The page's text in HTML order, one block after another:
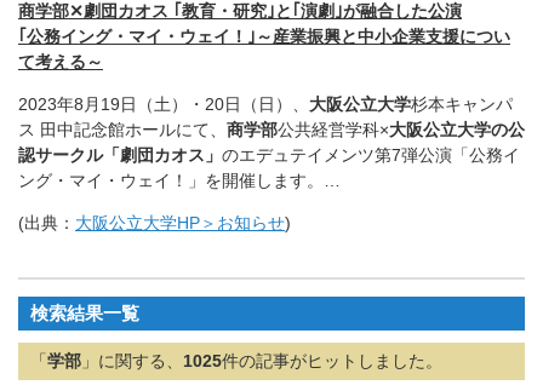
商学部✕劇団カオス ｢教育・研究｣と｢演劇｣が融合した公演
｢公務イング・マイ・ウェイ！｣～産業振興と中小企業支援につい
て考える～
2023年8月19日（土）・20日（日）、 大阪公立大学杉本キャンパ
ス 田中記念館ホールにて、 商学部公共経営学科×大阪公立大学の公
認サークル「劇団カオス」 のエデュテイメンツ第7弾公演「公務イ
ング・マイ・ウェイ！」を開催します。…
(出典： 大阪公立大学HP＞お知らせ)
検索結果一覧
「 学部 」に関する、 1025件の記事がヒットしました。